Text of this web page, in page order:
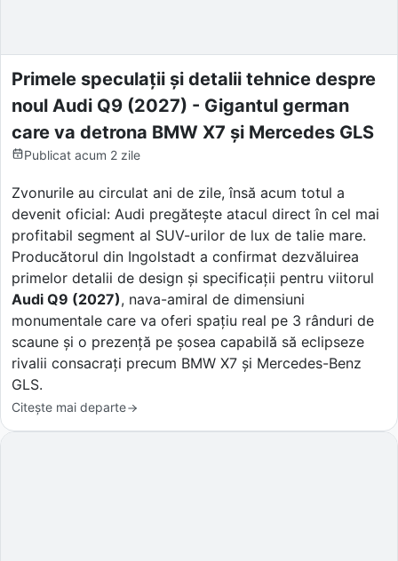
Primele speculații și detalii tehnice despre
noul Audi Q9 (2027) - Gigantul german
care va detrona BMW X7 și Mercedes GLS
Publicat acum 2 zile
Zvonurile au circulat ani de zile, însă acum totul a
devenit oficial: Audi pregătește atacul direct în cel mai
profitabil segment al SUV-urilor de lux de talie mare.
Producătorul din Ingolstadt a confirmat dezvăluirea
primelor detalii de design și specificații pentru viitorul
Audi Q9 (2027), nava-amiral de dimensiuni
monumentale care va oferi spațiu real pe 3 rânduri de
scaune și o prezență pe șosea capabilă să eclipseze
rivalii consacrați precum BMW X7 și Mercedes-Benz
GLS.
Citește mai departe